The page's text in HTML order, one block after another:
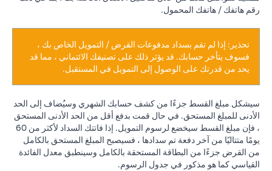
رقم هاتفك / هاتفك المحمول.
تحذير: إذا لم تقم بسداد مدفوعات القرض / التمويل الخاص بك ،
فسوف يتأخر حسابك. قد يؤثر ذلك على تصنيفك الائتماني ، مما قد
يحد من قدرتك على الوصول إلى التمويل في المستقبل.
سيشكل مبلغ القسط جزءًا من كشف حسابك الشهري وسيُضاف إلى الحد
الأدنى للمبلغ المستحق. في حال قمت بدفع أقل من الحد الأدنى المستحق
، فإن مبلغ القسط سيخضع لرسوم التمويل. إذا فاتتك السداد لأكثر من 60
يومًا متتاليًا من آخر دفعة تم سدادها ، فسيصبح المبلغ المستحق بالكامل
من القرض جزءًا من البطاقة المستحقة بالكامل وسينطبق معدل الفائدة
القياسي كما هو مذكور في جدول الرسوم.